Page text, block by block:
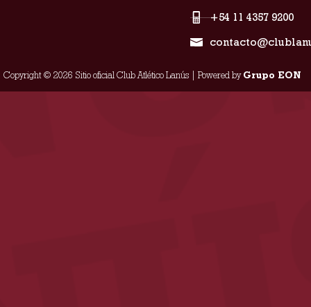
+54 11 4357 9200
Copyright © 2026 Sitio oficial Club Atlético Lanús | Powered byGrupo EON